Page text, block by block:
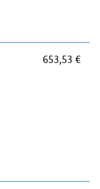
653,53 €